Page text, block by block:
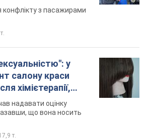
конфлікту з пасажирами
у
салону краси
хімієтерапії,
Фото
надавати оцінку
що вона носить
т.